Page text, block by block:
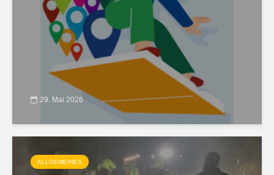
29. Mai 2026
ALLGEMEINES